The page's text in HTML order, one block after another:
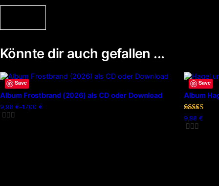
Könnte dir auch gefallen ...
Save
Album Frostbrand (2026) als CD oder Download
9,98 €–17,00 €
Preisspanne:
9,98 €
Dieses
Produkt
weist
mehrere
Save
Album
Bewertet
mit
5.00
9,98 €